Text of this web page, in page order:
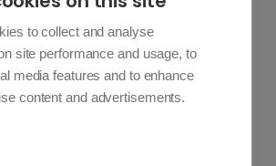
d'informations sur cette propriété,
- / +
to collect and analyse
site performance and usage, to
media features and to enhance
content and advertisements.